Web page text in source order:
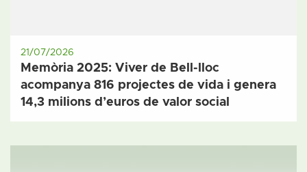
21/07/2026
Memòria 2025: Viver de Bell-lloc
acompanya 816 projectes de vida i genera
14,3 milions d’euros de valor social